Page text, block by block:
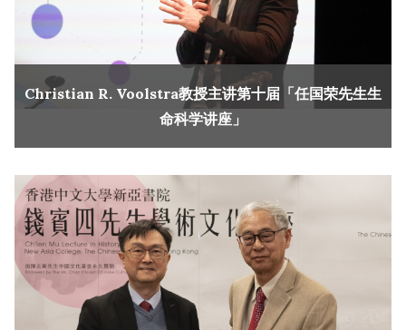
Christian R. Voolstra教授主讲第十届「任国荣先生生
命科学讲座」